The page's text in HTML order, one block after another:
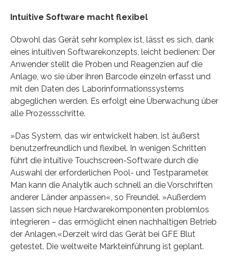
Intuitive Software macht flexibel
Obwohl das Gerät sehr komplex ist, lässt es sich, dank
eines intuitiven Softwarekonzepts, leicht bedienen: Der
Anwender stellt die Proben und Reagenzien auf die
Anlage, wo sie über ihren Barcode einzeln erfasst und
mit den Daten des Laborinformationssystems
abgeglichen werden. Es erfolgt eine Überwachung über
alle Prozessschritte.
»Das System, das wir entwickelt haben, ist äußerst
benutzerfreundlich und flexibel. In wenigen Schritten
führt die intuitive Touchscreen-Software durch die
Auswahl der erforderlichen Pool- und Testparameter.
Man kann die Analytik auch schnell an die Vorschriften
anderer Länder anpassen«, so Freundel. »Außerdem
lassen sich neue Hardwarekomponenten problemlos
integrieren – das ermöglicht einen nachhaltigen Betrieb
der Anlagen.«Derzeit wird das Gerät bei GFE Blut
getestet. Die weltweite Markteinführung ist geplant.